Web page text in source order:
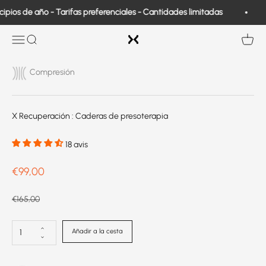
de año - Tarifas preferenciales - Cantidades limitadas
Abrir navegación
Buscar en Exo Medical Ver
Compresión
X Recuperación : Caderas de presoterapia
18 avis
Prix de vente
€99,00
Prix normal
€165,00
Añadir a la cesta